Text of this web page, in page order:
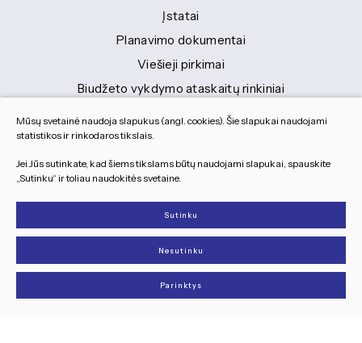
Įstatai
Planavimo dokumentai
Viešieji pirkimai
Biudžeto vykdymo ataskaitų rinkiniai
Finansinių ataskaitų rinkiniai
Tranybiniai lengvieji automobiliai
Lėšos veiklai viešinti
Dokumentai
© 2026 Visos teisės saugomos
Slapukų parinktys
Duomenų apsauga
TEXUS
Mūsų svetainė naudoja slapukus (angl. cookies). Šie slapukai naudojami
statistikos ir rinkodaros tikslais.
Jei Jūs sutinkate, kad šiems tikslams būtų naudojami slapukai, spauskite
„Sutinku“ ir toliau naudokitės svetaine.
Sutinku
Nesutinku
Parinktys